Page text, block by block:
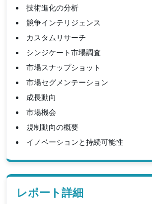
技術進化の分析
競争インテリジェンス
カスタムリサーチ
シンジケート市場調査
市場スナップショット
市場セグメンテーション
成長動向
市場機会
規制動向の概要
イノベーションと持続可能性
レポート詳細